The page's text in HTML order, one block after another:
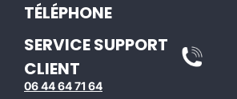
TÉLÉPHONE
SERVICE SUPPORT
CLIENT
06 44 64 71 64